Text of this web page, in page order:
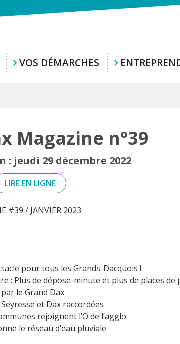
VOS DÉMARCHES
Magazine n°39
: jeudi 29 décembre 2022
LIRE EN LIGNE
#39 / JANVIER 2023
pour tous les Grands-Dacquois !
: Plus de dépose-minute et plus de places de
le Grand Dax
et Dax raccordées
rejoignent l’O de l’agglo
le réseau d’eau pluviale